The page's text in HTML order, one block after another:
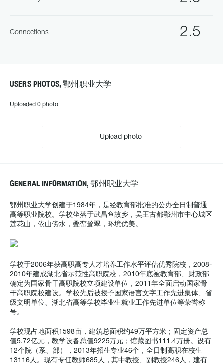
2.5
Connections
USERS PHOTOS, 鄂州职业大学
Uploaded 0 photo
Upload photo
GENERAL INFORMATION, 鄂州职业大学
鄂州职业大学创建于1984年，是经教育部批准的公办全日制普通
高等职业院校。学校坐落于武昌鱼故乡，吴王古都鄂州市中心城区
莲花山，依山傍水，叠峦耸翠，环境优美。
学校于2006年获高职高专人才培养工作水平评估优秀院校，2008-
2010年建成湖北省示范性高职院校，2010年底被教育部、财政部
确定为国家骨干高职院校立项建设单位，2011年全面启动国家骨
干高职院校建设。学校先后被授予国家语言文字工作先进集体、省
级文明单位、湖北省高等学校毕业生就业工作先进单位等荣誉称
号。
学校现占地面积1598亩，建筑总面积约49万平方米；固定资产总
值5.72亿元，教学设备总值9225万元；馆藏图书111.4万册。设有
12个院（系、部），2013年招生专业46个，全日制高职在校生
13116人。现有专任教师685人，其中教授、副教授246人，建有